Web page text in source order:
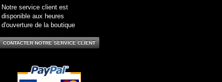
Notre service client est
disponible aux heures
d'ouverture de la boutique
CONTACTER NOTRE SERVICE CLIENT